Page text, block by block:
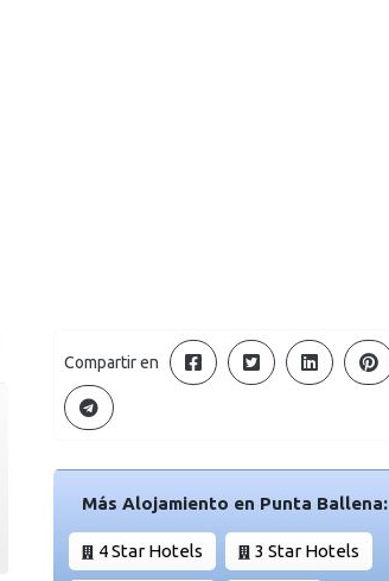
Compartir en
Más Alojamiento en Punta Ballena:
4 Star Hotels 3 Star Hotels